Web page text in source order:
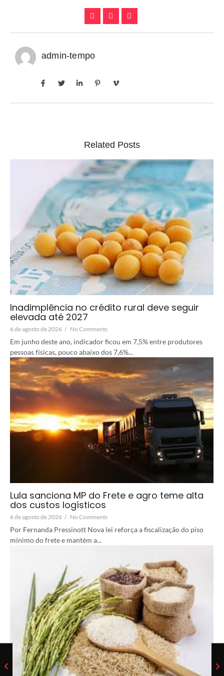
admin-tempo
Related Posts
Inadimplência no crédito rural deve seguir
elevada até 2027
6 de agosto de 2026 / No Comments
Em junho deste ano, indicador ficou em 7,5% entre produtores
pessoas físicas, pouco abaixo dos 7,6%...
Lula sanciona MP do Frete e agro teme alta
dos custos logísticos
6 de agosto de 2026 / No Comments
Por Fernanda Pressinott Nova lei reforça a fiscalização do piso
mínimo do frete e mantém a...